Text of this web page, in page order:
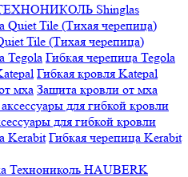
ТЕХНОНИКОЛЬ Shinglas
Tile (Тихая черепица)
Гибкая черепица Tegola
Гибкая кровля Katepal
Защита кровли от мха
для гибкой кровли
Гибкая черепица Kerabit